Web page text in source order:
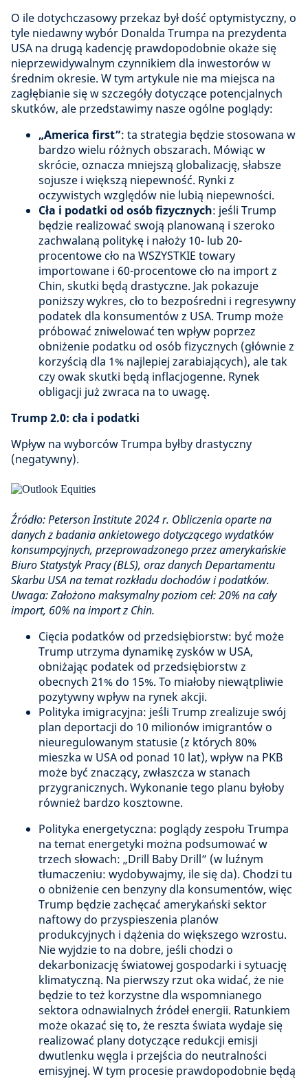
O ile dotychczasowy przekaz był dość optymistyczny, o
tyle niedawny wybór Donalda Trumpa na prezydenta
USA na drugą kadencję prawdopodobnie okaże się
nieprzewidywalnym czynnikiem dla inwestorów w
średnim okresie. W tym artykule nie ma miejsca na
zagłębianie się w szczegóły dotyczące potencjalnych
skutków, ale przedstawimy nasze ogólne poglądy:
„America first”: ta strategia będzie stosowana w
bardzo wielu różnych obszarach. Mówiąc w
skrócie, oznacza mniejszą globalizację, słabsze
sojusze i większą niepewność. Rynki z
oczywistych względów nie lubią niepewności.
Cła i podatki od osób fizycznych: jeśli Trump
będzie realizować swoją planowaną i szeroko
zachwalaną politykę i nałoży 10- lub 20-
procentowe cło na WSZYSTKIE towary
importowane i 60-procentowe cło na import z
Chin, skutki będą drastyczne. Jak pokazuje
poniższy wykres, cło to bezpośredni i regresywny
podatek dla konsumentów z USA. Trump może
próbować zniwelować ten wpływ poprzez
obniżenie podatku od osób fizycznych (głównie z
korzyścią dla 1% najlepiej zarabiających), ale tak
czy owak skutki będą inflacjogenne. Rynek
obligacji już zwraca na to uwagę.
Trump 2.0: cła i podatki
Wpływ na wyborców Trumpa byłby drastyczny
(negatywny).
Źródło: Peterson Institute 2024 r. Obliczenia oparte na
danych z badania ankietowego dotyczącego wydatków
konsumpcyjnych, przeprowadzonego przez amerykańskie
Biuro Statystyk Pracy (BLS), oraz danych Departamentu
Skarbu USA na temat rozkładu dochodów i podatków.
Uwaga: Założono maksymalny poziom ceł: 20% na cały
import, 60% na import z Chin.
Cięcia podatków od przedsiębiorstw: być może
Trump utrzyma dynamikę zysków w USA,
obniżając podatek od przedsiębiorstw z
obecnych 21% do 15%. To miałoby niewątpliwie
pozytywny wpływ na rynek akcji.
Polityka imigracyjna: jeśli Trump zrealizuje swój
plan deportacji do 10 milionów imigrantów o
nieuregulowanym statusie (z których 80%
mieszka w USA od ponad 10 lat), wpływ na PKB
może być znaczący, zwłaszcza w stanach
przygranicznych. Wykonanie tego planu byłoby
również bardzo kosztowne.
Polityka energetyczna: poglądy zespołu Trumpa
na temat energetyki można podsumować w
trzech słowach: „Drill Baby Drill” (w luźnym
tłumaczeniu: wydobywajmy, ile się da). Chodzi tu
o obniżenie cen benzyny dla konsumentów, więc
Trump będzie zachęcać amerykański sektor
naftowy do przyspieszenia planów
produkcyjnych i dążenia do większego wzrostu.
Nie wyjdzie to na dobre, jeśli chodzi o
dekarbonizację światowej gospodarki i sytuację
klimatyczną. Na pierwszy rzut oka widać, że nie
będzie to też korzystne dla wspomnianego
sektora odnawialnych źródeł energii. Ratunkiem
może okazać się to, że reszta świata wydaje się
realizować plany dotyczące redukcji emisji
dwutlenku węgla i przejścia do neutralności
emisyjnej. W tym procesie prawdopodobnie będą